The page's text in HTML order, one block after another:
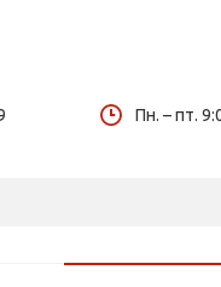
Пн. – пт.